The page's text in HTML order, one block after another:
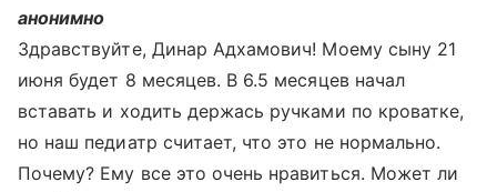
анонимно
Здравствуйте, Динар Адхамович! Моему сыну 21
июня будет 8 месяцев. В 6.5 месяцев начал
вставать и ходить держась ручками по кроватке,
но наш педиатр считает, что это не нормально.
Почему? Ему все это очень нравиться. Может ли